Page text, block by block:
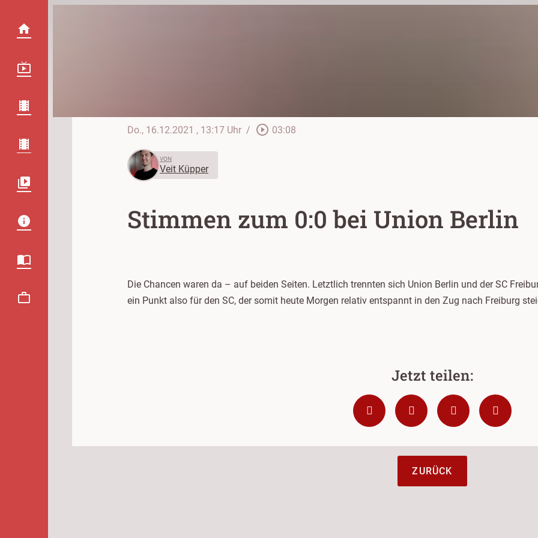
Do., 16.12.2021 , 13:17 Uhr / play_circle_outline 03:08
VON
Veit Küpper
Stimmen zum 0:0 bei Union Berlin
Die Chancen waren da – auf beiden Seiten. Letztlich trennten sich Union Berlin und der SC
ein Punkt also für den SC, der somit heute Morgen relativ entspannt in den Zug nach Freiburg
ZURÜCK